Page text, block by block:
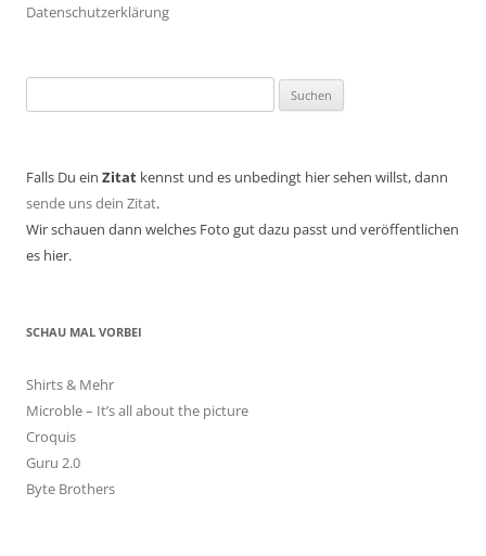
Datenschutzerklärung
nach:
Falls Du ein Zitat kennst und es unbedingt hier sehen willst, dann
sende uns dein Zitat.
Wir schauen dann welches Foto gut dazu passt und veröffentlichen
es hier.
SCHAU MAL VORBEI
Shirts & Mehr
Microble – It’s all about the picture
Croquis
Guru 2.0
Byte Brothers